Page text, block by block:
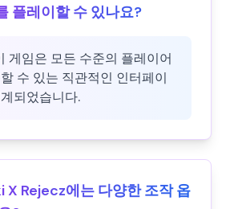
플레이할 수 있나요?
게임은 모든 수준의 플레이어
수 있는 직관적인 인터페이
되었습니다.
X Rejecz에는 다양한 조작 옵